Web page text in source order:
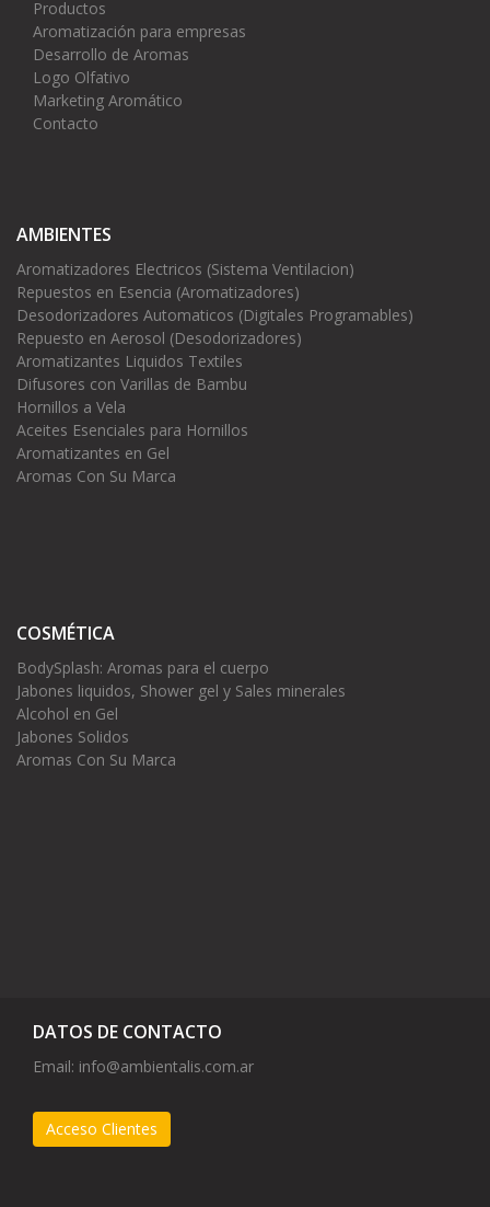
Productos
Aromatización para empresas
Desarrollo de Aromas
Logo Olfativo
Marketing Aromático
Contacto
AMBIENTES
Aromatizadores Electricos (Sistema Ventilacion)
Repuestos en Esencia (Aromatizadores)
Desodorizadores Automaticos (Digitales Programables)
Repuesto en Aerosol (Desodorizadores)
Aromatizantes Liquidos Textiles
Difusores con Varillas de Bambu
Hornillos a Vela
Aceites Esenciales para Hornillos
Aromatizantes en Gel
Aromas Con Su Marca
COSMÉTICA
BodySplash: Aromas para el cuerpo
Jabones liquidos, Shower gel y Sales minerales
Alcohol en Gel
Jabones Solidos
Aromas Con Su Marca
DATOS DE CONTACTO
Email: info@ambientalis.com.ar
Acceso Clientes